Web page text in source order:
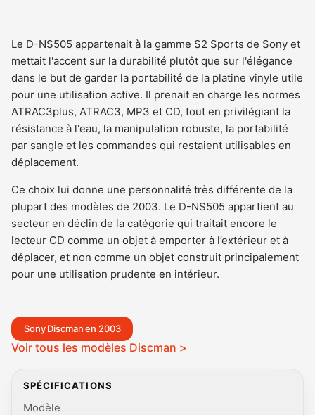
Le D-NS505 appartenait à la gamme S2 Sports de Sony et
mettait l'accent sur la durabilité plutôt que sur l'élégance
dans le but de garder la portabilité de la platine vinyle utile
pour une utilisation active. Il prenait en charge les normes
ATRAC3plus, ATRAC3, MP3 et CD, tout en privilégiant la
résistance à l'eau, la manipulation robuste, la portabilité
par sangle et les commandes qui restaient utilisables en
déplacement.
Ce choix lui donne une personnalité très différente de la
plupart des modèles de 2003. Le D-NS505 appartient au
secteur en déclin de la catégorie qui traitait encore le
lecteur CD comme un objet à emporter à l’extérieur et à
déplacer, et non comme un objet construit principalement
pour une utilisation prudente en intérieur.
Sony Discman en 2003
Voir tous les modèles Discman >
SPÉCIFICATIONS
Modèle